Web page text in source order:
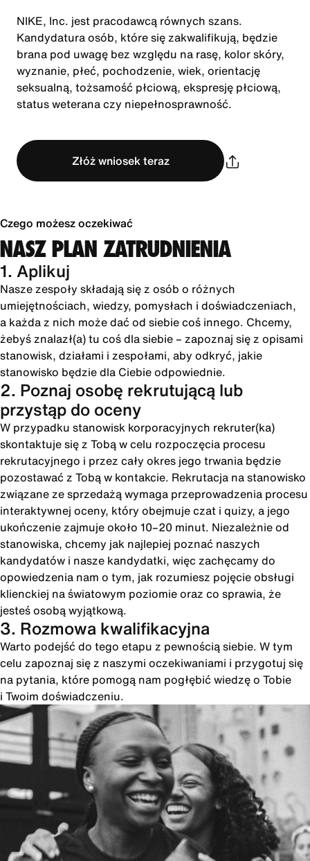
NIKE, Inc. jest pracodawcą równych szans.
Kandydatura osób, które się zakwalifikują, będzie
brana pod uwagę bez względu na rasę, kolor skóry,
wyznanie, płeć, pochodzenie, wiek, orientację
seksualną, tożsamość płciową, ekspresję płciową,
status weterana czy niepełnosprawność.
Złóż wniosek teraz
Czego możesz oczekiwać
NASZ PLAN ZATRUDNIENIA
1. Aplikuj
Nasze zespoły składają się z osób o różnych
umiejętnościach, wiedzy, pomysłach i doświadczeniach,
a każda z nich może dać od siebie coś innego. Chcemy,
żebyś znalazł(a) tu coś dla siebie – zapoznaj się z opisami
stanowisk, działami i zespołami, aby odkryć, jakie
stanowisko będzie dla Ciebie odpowiednie.
2. Poznaj osobę rekrutującą lub
przystąp do oceny
W przypadku stanowisk korporacyjnych rekruter(ka)
skontaktuje się z Tobą w celu rozpoczęcia procesu
rekrutacyjnego i przez cały okres jego trwania będzie
pozostawać z Tobą w kontakcie. Rekrutacja na stanowisko
związane ze sprzedażą wymaga przeprowadzenia procesu
interaktywnej oceny, który obejmuje czat i quizy, a jego
ukończenie zajmuje około 10–20 minut. Niezależnie od
stanowiska, chcemy jak najlepiej poznać naszych
kandydatów i nasze kandydatki, więc zachęcamy do
opowiedzenia nam o tym, jak rozumiesz pojęcie obsługi
klienckiej na światowym poziomie oraz co sprawia, że
jesteś osobą wyjątkową.
3. Rozmowa kwalifikacyjna
Warto podejść do tego etapu z pewnością siebie. W tym
celu zapoznaj się z naszymi oczekiwaniami i przygotuj się
na pytania, które pomogą nam pogłębić wiedzę o Tobie
i Twoim doświadczeniu.